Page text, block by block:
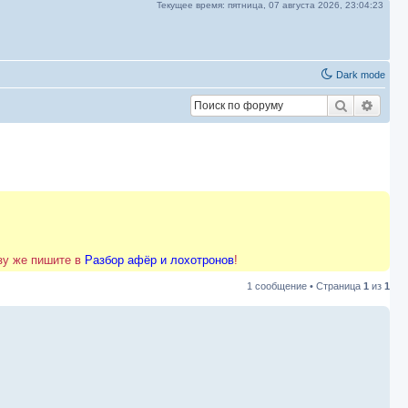
Текущее время: пятница, 07 августа 2026, 23:04:23
Dark mode
Поиск
же пишите в Разбор афёр и лохотронов!
1 сообщение • Страница 1 из 1